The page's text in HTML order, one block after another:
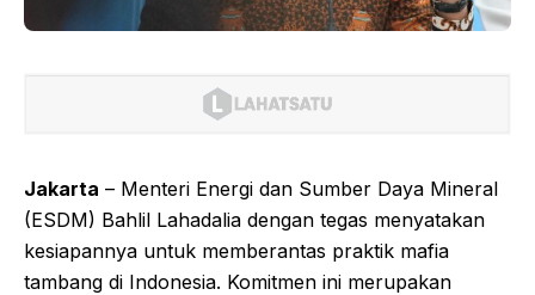
Jakarta – Menteri Energi dan Sumber Daya Mineral
(ESDM) Bahlil Lahadalia dengan tegas menyatakan
kesiapannya untuk memberantas praktik mafia
tambang di Indonesia. Komitmen ini merupakan